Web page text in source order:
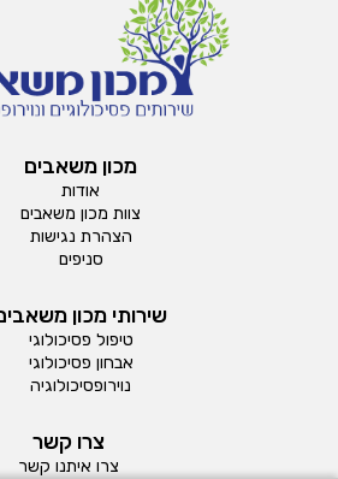
מכון משאבים
אודות
צוות מכון משאבים
הצהרת נגישות
סניפים
שירותי מכון
טיפול פסיכולוגי
אבחון פסיכולוגי
נוירופסיכולוגיה
צרו קשר
צרו איתנו קשר